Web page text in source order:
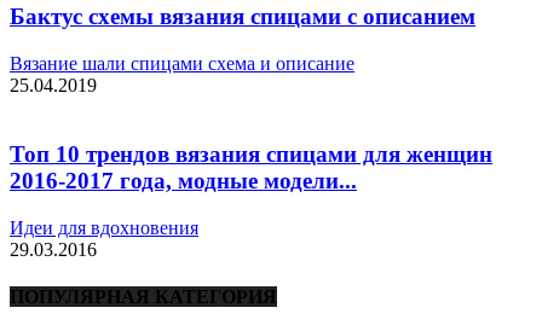
Бактус схемы вязания спицами с описанием
Вязание шали спицами схема и описание
25.04.2019
Топ 10 трендов вязания спицами для женщин
2016-2017 года, модные модели...
Идеи для вдохновения
29.03.2016
ПОПУЛЯРНАЯ КАТЕГОРИЯ